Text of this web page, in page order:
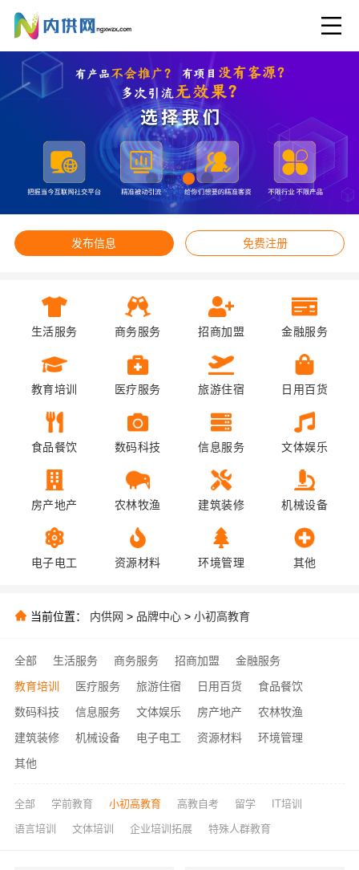
发布信息 免费注册
生活服务 商务服务 招商加盟 金融服务
教育培训 医疗服务 旅游住宿 日用百货
食品餐饮 数码科技 信息服务 文体娱乐
房产地产 农林牧渔 建筑装修 机械设备
电子电工 资源材料 环境管理 其他
当前位置： 内供网 > 品牌中心 > 小初高教育
全部 生活服务 商务服务 招商加盟
金融服务
教育培训
医疗服务 旅游住宿 日用百货
食品餐饮
数码科技
信息服务 文体娱乐 房产地产
农林牧渔
建筑装修
机械设备 电子电工 资源材料
环境管理
其他
全部 学前教育 小初高教育 高教自考 留学 IT培训
语言培训 文体培训 企业培训拓展 特殊人群教育